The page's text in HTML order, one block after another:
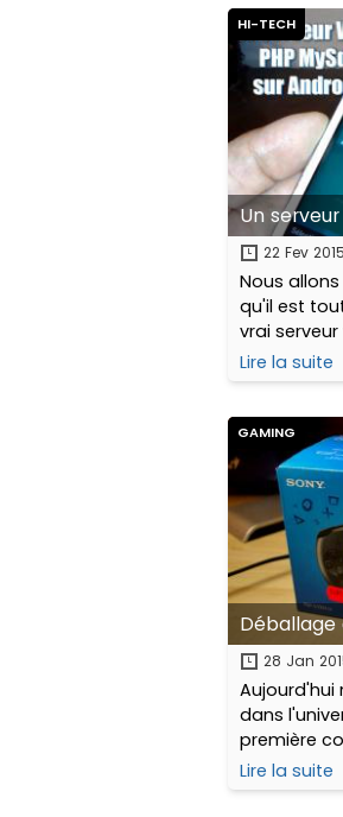
HI-TECH
Un
22 Fev 2015
Nous
qu'il est
vrai serveur
MySQL +
tablette ou
Lire la suite
GAMING
Déballage
28 Jan
Aujourd'hui
dans
première
Sony : la
version «
Lire la suite